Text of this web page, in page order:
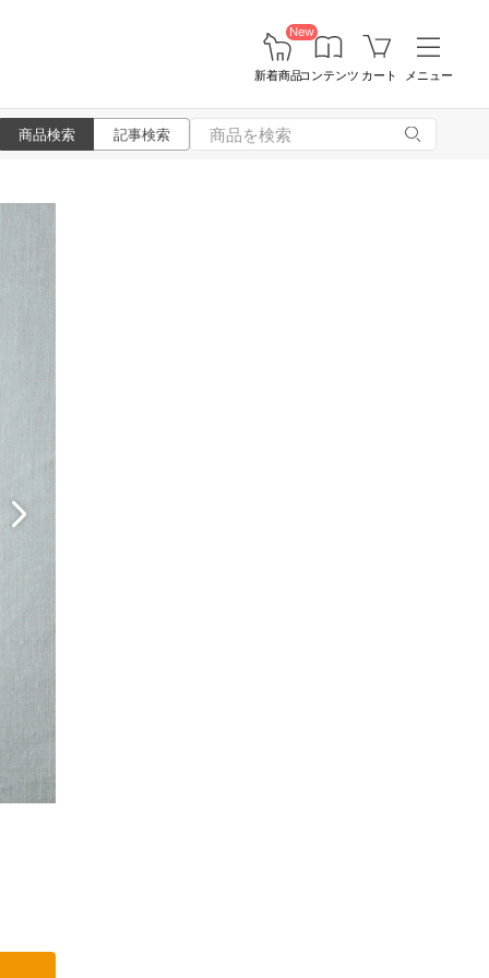
New
新着商品コンテンツ カート メニュー
商品検索 記事検索